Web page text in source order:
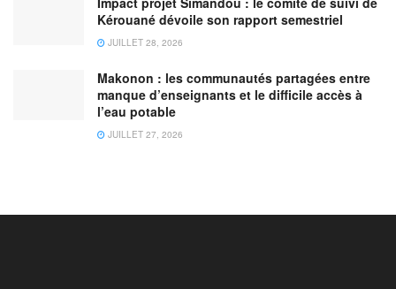
Kérouané dévoile son rapport semestriel
JUILLET 28, 2026
Makonon : les communautés partagées entre
manque d’enseignants et le difficile accès à
l’eau potable
JUILLET 27, 2026